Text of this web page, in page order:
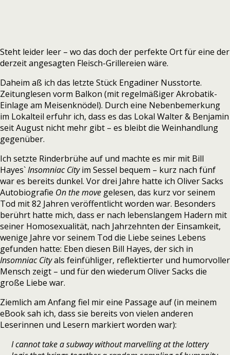
Steht leider leer – wo das doch der perfekte Ort für eine der
derzeit angesagten Fleisch-Grillereien wäre.
Daheim aß ich das letzte Stück Engadiner Nusstorte.
Zeitunglesen vorm Balkon (mit regelmäßiger Akrobatik-
Einlage am Meisenknödel). Durch eine Nebenbemerkung
im Lokalteil erfuhr ich, dass es das Lokal Walter & Benjamin
seit August nicht mehr gibt – es bleibt die Weinhandlung
gegenüber.
Ich setzte Rinderbrühe auf und machte es mir mit Bill
Hayes`Insomniac Cityim Sessel bequem – kurz nach fünf
war es bereits dunkel. Vor drei Jahre hatte ich Oliver Sacks
Autobiografie On the move gelesen, das kurz vor seinem
Tod mit 82 Jahren veröffentlicht worden war. Besonders
berührt hatte mich, dass er nach lebenslangem Hadern mit
seiner Homosexualität, nach Jahrzehnten der Einsamkeit,
wenige Jahre vor seinem Tod die Liebe seines Lebens
gefunden hatte: Eben diesen Bill Hayes, der sich in
Insomniac Cityals feinfühliger, reflektierter und humorvoller
Mensch zeigt – und für den wiederum Oliver Sacks die
große Liebe war.
Ziemlich am Anfang fiel mir eine Passage auf (in meinem
eBook sah ich, dass sie bereits von vielen anderen
Leserinnen und Lesern markiert worden war):
I cannot take a subway without marvelling at the lottery